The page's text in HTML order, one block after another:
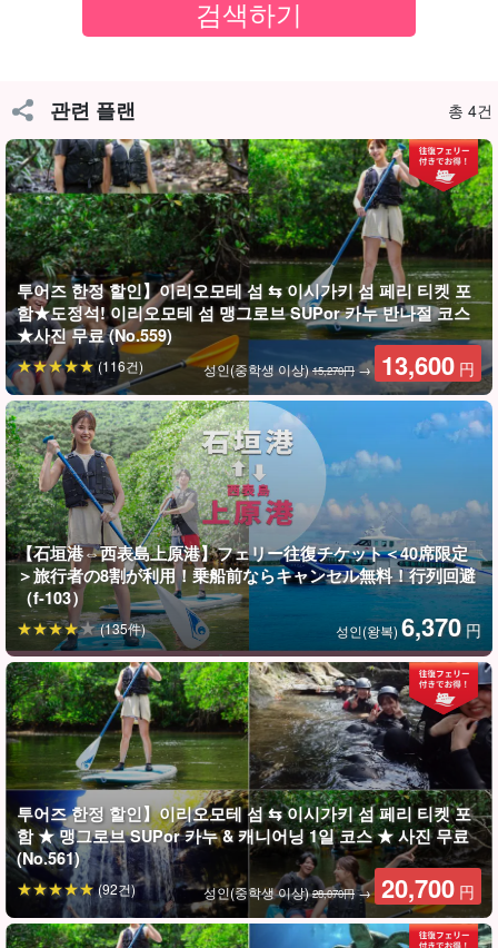
이리오모테 섬 투어즈 한정 특전!
이시가키섬⇄이리오모테 섬 페리 승선권 포함
본 플랜은 투어 요금에 페리 왕복 승선권이 포함되어 있어 별도로 구
매할 필요가 없습니다!
추천 포인트
通常価格SUP（カヌー）体験8,900円+往復フェリー乗船券
（石垣島⇄西表島上原港）6,370円＝1名様15,270円のところ
を13,600円의 저렴한 가격으로 제공!
액티비티와 페리를 각각 단품으로 구입(예약)하는 것보다 훨씬
저렴합니다.
관련 플랜 총 4건
투어즈 한정 할인】이리오모테 섬 ⇆ 이시가키 섬 페리 티켓 포
함★도정석! 이리오모테 섬 맹그로브 SUPor 카누 반나절 코스
★사진 무료 (No.559)
성인(중학생 이상)15,270円→ 13,600 円
(116건)
【石垣港⇔西表島上原港】フェリー往復チケット＜40席限定
＞旅行者の8割が利用！乗船前ならキャンセル無料！行列回避
（f-103）
성인(왕복) 6,370 円
(135件)
투어즈 한정 할인】이리오모테 섬 ⇆ 이시가키 섬 페리 티켓 포
함 ★ 맹그로브 SUPor 카누 & 캐니어닝 1일 코스 ★ 사진 무료
(No.561)
성인(중학생 이상)28,070円→ 20,700 円
(92건)